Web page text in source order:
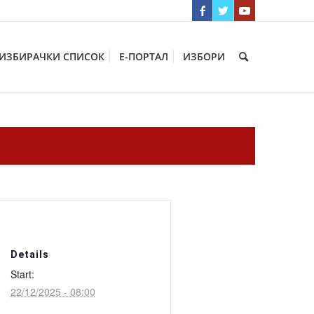
ИЗБИРАЧКИ СПИСОК Е-ПОРТАЛ ИЗБОРИ
Details
Start:
22/12/2025 - 08:00